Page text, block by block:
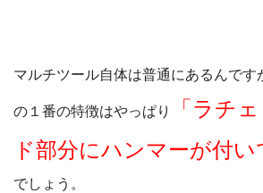
マルチツール自体は普通にあるんです
の１番の特徴はやっぱり
「ラチ
ド部分にハンマーが付い
でしょう。